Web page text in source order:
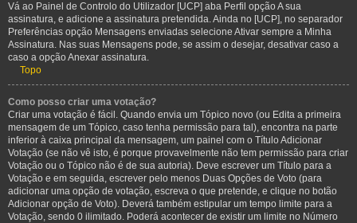
Vá ao Painel de Controlo do Utilizador [UCP] aba Perfil opção A sua
assinatura, e adicione a assinatura pretendida. Ainda no [UCP], no separador
Preferências opção Mensagens enviadas selecione Ativar sempre a Minha
Assinatura. Nas suas Mensagens pode, se assim o desejar, desativar caso a
caso a opção Anexar assinatura.
Topo
Como posso criar uma votação?
Criar uma votação é fácil. Quando envia um Tópico novo (ou Edita a primeira
mensagem de um Tópico, caso tenha permissão para tal), encontra na parte
inferior à caixa principal da mensagem, um painel com o Título Adicionar
Votação (se não vê isto, é porque provavelmente não tem permissão para criar
Votação ou o Tópico não é de sua autoria). Deve escrever um Título para a
Votação e em seguida, escrever pelo menos Duas Opções de Voto (para
adicionar uma opção de votação, escreva o que pretende, e clique no botão
Adicionar opção de Voto). Deverá também estipular um tempo limite para a
Votação, sendo 0 ilimitado. Poderá acontecer de existir um limite no Número